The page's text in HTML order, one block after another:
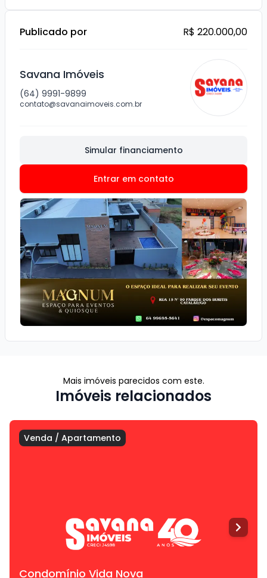
Publicado por R$ 220.000,00
Savana Imóveis
(64) 9991-9899
contato@savanaimoveis.com.br
Simular financiamento
Entrar em contato
Mais imóveis parecidos com este.
Imóveis relacionados
Venda / Apartamento
Condomínio Vida Nova